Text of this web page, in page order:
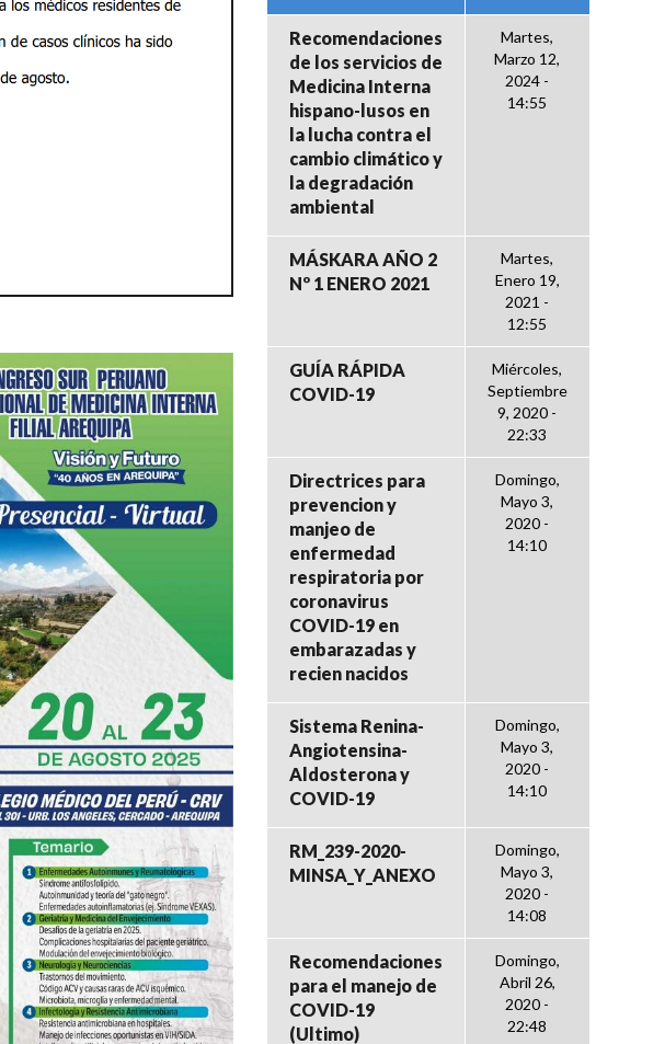
Recomendaciones
de los servicios de
Medicina Interna
hispano-lusos en
la lucha contra el
cambio climático y
la degradación
ambiental
Martes,
Marzo 12,
2024 -
14:55
MÁSKARA AÑO 2
Nº 1 ENERO 2021
Martes,
Enero 19,
2021 -
12:55
GUÍA RÁPIDA
COVID-19
Miércoles,
Septiembre
9, 2020 -
22:33
Directrices para
prevencion y
manjeo de
enfermedad
respiratoria por
coronavirus
COVID-19 en
embarazadas y
recien nacidos
Domingo,
Mayo 3,
2020 -
14:10
Sistema Renina-
Angiotensina-
Aldosterona y
COVID-19
Domingo,
Mayo 3,
2020 -
14:10
RM_239-2020-
MINSA_Y_ANEXO
Domingo,
Mayo 3,
2020 -
14:08
Recomendaciones
para el manejo de
COVID-19
(Ultimo)
Domingo,
Abril 26,
2020 -
22:48